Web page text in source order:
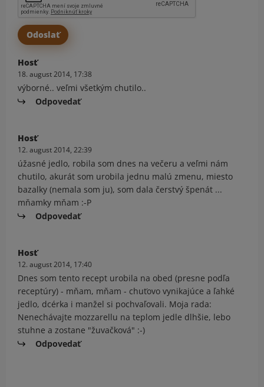
Hosť
18. august 2014, 17:38
výborné.. veľmi všetkým chutilo..
Odpovedať
Hosť
12. august 2014, 22:39
úžasné jedlo, robila som dnes na večeru a veľmi nám
chutilo, akurát som urobila jednu malú zmenu, miesto
bazalky (nemala som ju), som dala čerstvý špenát ...
mňamky mňam :-P
Odpovedať
Hosť
12. august 2014, 17:40
Dnes som tento recept urobila na obed (presne podľa
receptúry) - mňam, mňam - chuťovo vynikajúce a ľahké
jedlo, dcérka i manžel si pochvaľovali. Moja rada:
Nenechávajte mozzarellu na teplom jedle dlhšie, lebo
stuhne a zostane "žuvačková" :-)
Odpovedať